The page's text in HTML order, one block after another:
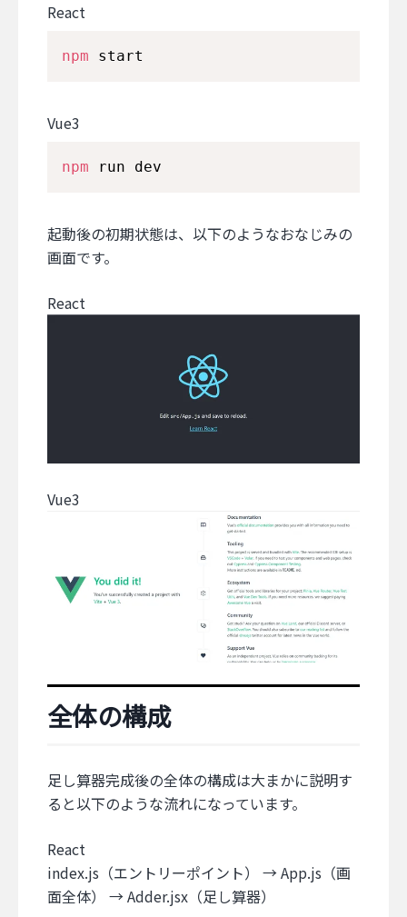
React
npm start
Vue3
npm run dev
起動後の初期状態は、以下のようなおなじみの
画面です。
React
Vue3
全体の構成
足し算器完成後の全体の構成は大まかに説明す
ると以下のような流れになっています。
React
index.js（エントリーポイント） → App.js（画
面全体） → Adder.jsx（足し算器）